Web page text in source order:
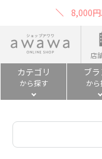
8,000
店
カテゴリ
から探す
ブ
か